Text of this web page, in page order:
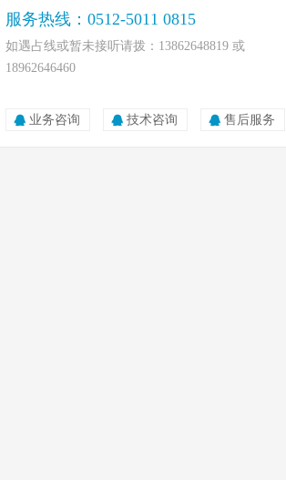
服务热线：0512-5011 0815
如遇占线或暂未接听请拨：13862648819 或
18962646460
业务咨询 技术咨询 售后服务